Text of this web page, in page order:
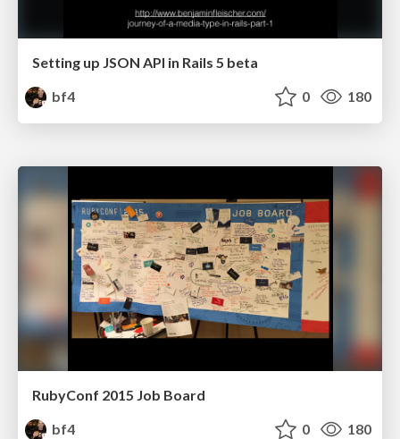
Setting up JSON API in Rails 5 beta
bf4
0 180
RubyConf 2015 Job Board
bf4
0 180